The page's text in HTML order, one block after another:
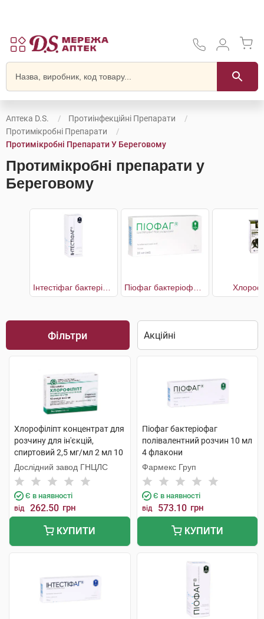
Аптека D.S.
Протиінфекційні Препарати
Протимікробні Препарати
Протимікробні Препарати У Береговому
Протимікробні препарати у
Береговому
Фільтри
Хлорофіліпт концентрат для
розчину для ін'єкцій,
спиртовий 2,5 мг/мл 2 мл 10
ампул
Дослідний завод ГНЦЛС
Є в наявності
від 262.50 грн
КУПИТИ
Піофаг бактеріофаг
полівалентний розчин 10 мл
4 флакони
Фармекс Груп
Є в наявності
від 573.10 грн
КУПИТИ